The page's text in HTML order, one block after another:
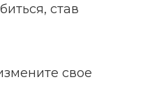
став
свое